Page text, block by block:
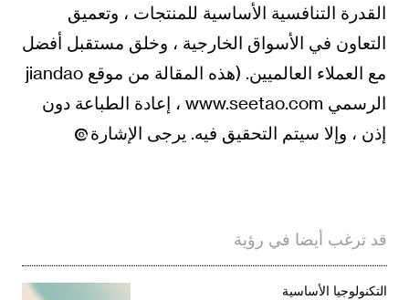
القدرة التنافسية الأساسية للمنتجات ، وتعميق
التعاون في الأسواق الخارجية ، وخلق مستقبل أفضل
مع العملاء العالميين. (هذه المقالة من موقع jiandao
الرسمي www.seetao.com ، إعادة الطباعة دون
إذن ، وإلا سيتم التحقيق فيه. يرجى الإشارة
قد ترغب أيضا في رؤية
التكنولوجيا الأساسية